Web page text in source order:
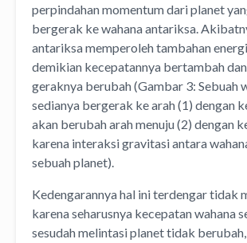
perpindahan momentum dari planet
bergerak ke wahana antariksa.
antariksa memperoleh tambahan
demikian kecepatannya bertambah
geraknya berubah (Gambar 3: Sebuah
sedianya bergerak ke arah (1) dengan
akan berubah arah menuju (2) dengan
karena interaksi gravitasi antara
sebuah planet).
Kedengarannya hal ini terdengar tidak
karena seharusnya kecepatan wahana
sesudah melintasi planet tidak